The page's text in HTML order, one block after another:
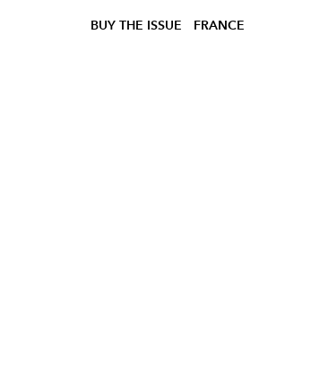
BUY THE ISSUE FRANCE